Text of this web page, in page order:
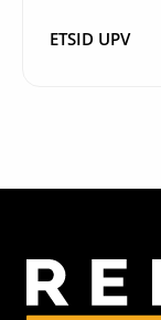
ETSID UPV